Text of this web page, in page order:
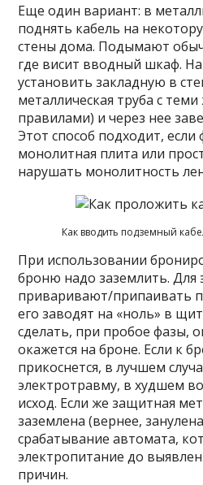
Еще один вариант: в
поднять кабель на
стены дома. Подымают
где висит вводный шкаф.
установить закладную в
металлическая труба с
правилами) и через нее
Этот способ подходит,
монолитная плита или
нарушать монолитность
Как вводить подземный
При использовании
броню надо заземлить. Для
приваривают/припаивать
его заводят на «ноль» в
сделать, при пробое фазы,
окажется на броне. Если к
прикоснется, в лучшем
электротравму, в худшем
исход. Если же защитная
заземлена (вернее,
срабатывание автомата,
электропитание до
причин.